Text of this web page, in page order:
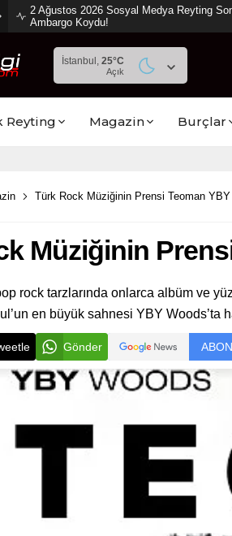
2 Ağustos 2026 Sosyal Medya Reyting
Ambargo Koydu!
İstanbul, 25°C
Açık
Reyting Magazin Burçlar
Türk Rock Müziğinin Prensi Teoman
Müziğinin
rock tarzlarında onlarca albüm ve
en büyük sahnesi YBY Woods’ta
Gönder